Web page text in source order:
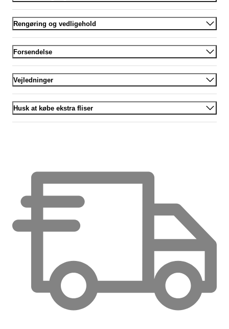
Rengøring og vedligehold
Forsendelse
Vejledninger
Husk at købe ekstra fliser